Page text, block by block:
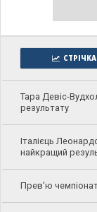
Тара Девіс-
результату
Італієць
найкращий
Прев'ю